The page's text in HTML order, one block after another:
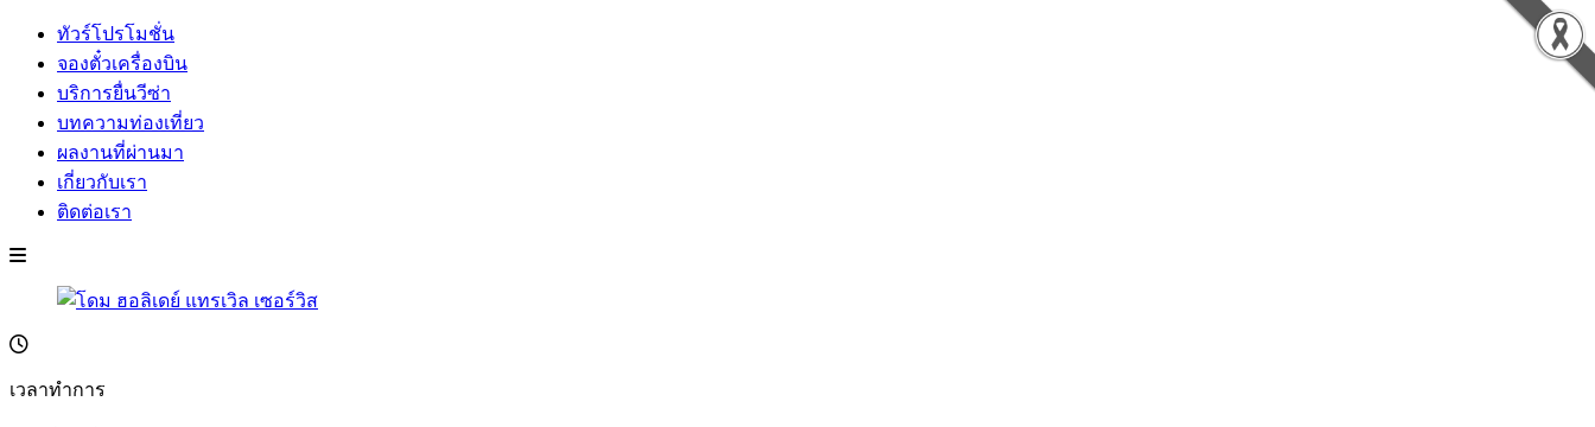
ทัวร์โปรโมชั่น
จองตั๋วเครื่องบิน
บริการยื่นวีซ่า
บทความท่องเที่ยว
ผลงานที่ผ่านมา
เกี่ยวกับเรา
ติดต่อเรา
เวลาทำการ